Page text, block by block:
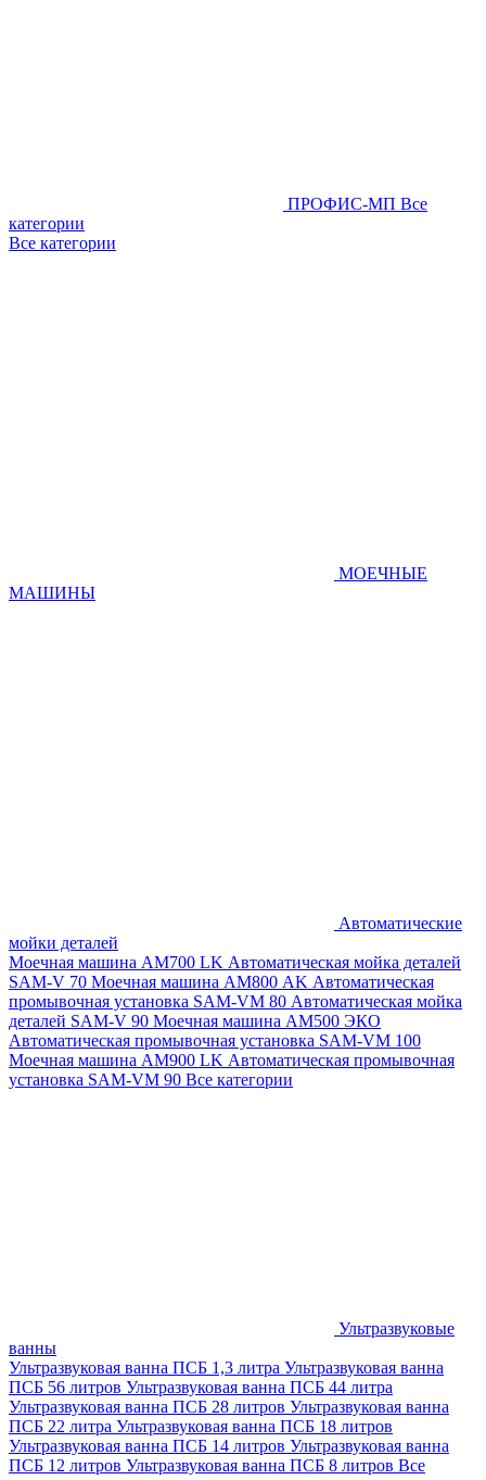
ПРОФИС-МП Все
категории
Все категории
МОЕЧНЫЕ
МАШИНЫ
Автоматические
мойки деталей
Моечная машина AM700 LK Автоматическая мойка деталей
SAM-V 70 Моечная машина АМ800 AK Автоматическая
промывочная установка SAM-VM 80 Автоматическая мойка
деталей SAM-V 90 Моечная машина АМ500 ЭКО
Автоматическая промывочная установка SAM-VM 100
Моечная машина AM900 LK Автоматическая промывочная
установка SAM-VM 90 Все категории
Ультразвуковые
ванны
Ультразвуковая ванна ПСБ 1,3 литра Ультразвуковая ванна
ПСБ 56 литров Ультразвуковая ванна ПСБ 44 литра
Ультразвуковая ванна ПСБ 28 литров Ультразвуковая ванна
ПСБ 22 литра Ультразвуковая ванна ПСБ 18 литров
Ультразвуковая ванна ПСБ 14 литров Ультразвуковая ванна
ПСБ 12 литров Ультразвуковая ванна ПСБ 8 литров Все